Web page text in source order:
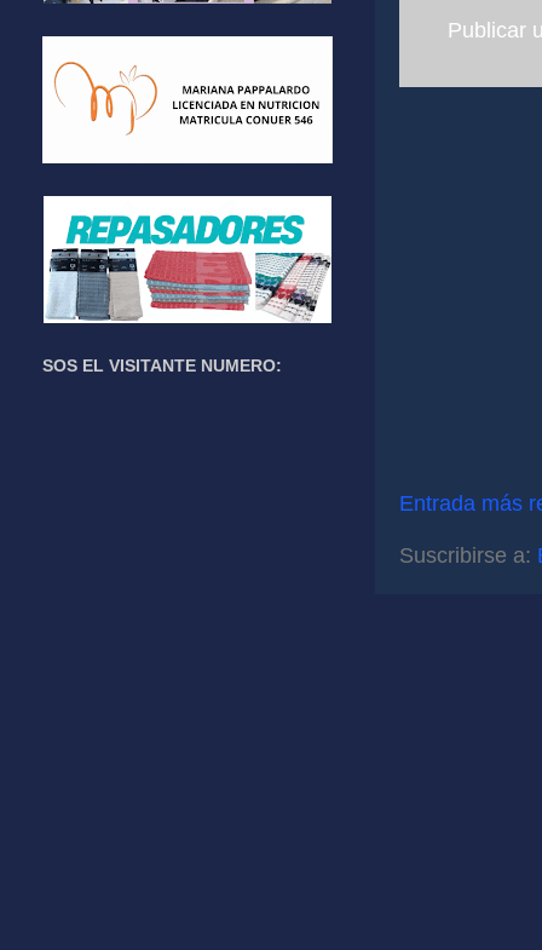
Publicar
Entrada más
Suscribirse a:
SOS EL VISITANTE NUMERO: